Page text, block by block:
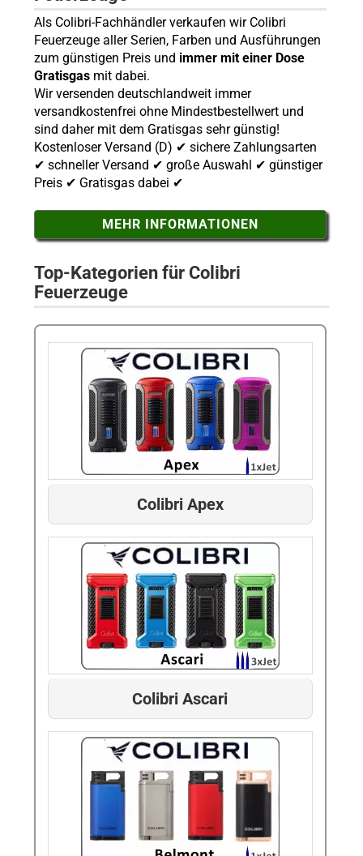
Als Colibri-Fachhändler verkaufen wir Colibri
Feuerzeuge aller Serien, Farben und Ausführungen
zum günstigen Preis und immer mit einer Dose
Gratisgasmit dabei.
Wir versenden deutschlandweit immer
versandkostenfrei ohne Mindestbestellwert und
sind daher mit dem Gratisgas sehr günstig!
Kostenloser Versand (D) ✔ sichere Zahlungsarten
✔ schneller Versand ✔ große Auswahl ✔ günstiger
Preis ✔ Gratisgas dabei ✔
MEHR INFORMATIONEN
Top-Kategorien für Colibri
Feuerzeuge
Colibri Apex
Colibri Ascari